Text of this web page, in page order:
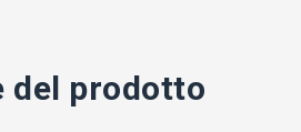
del prodotto